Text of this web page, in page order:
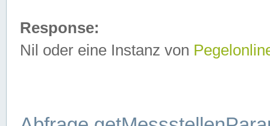
Response:
Nil oder eine Instanz von